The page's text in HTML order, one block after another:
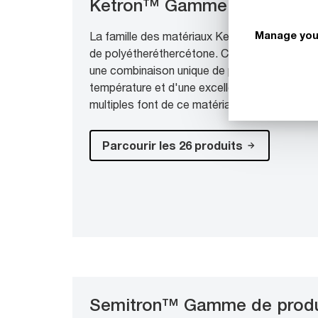
Manage
Ketron™ Gamme de produits
La famille des matériaux Ketron™ PEEK
de polyétheréthercétone. Ce matériau
une combinaison unique de propriétés
température et d'une excellente résistance
multiples font de ce matériau, le plus
Parcourir les 26 produits
Semitron™ Gamme de